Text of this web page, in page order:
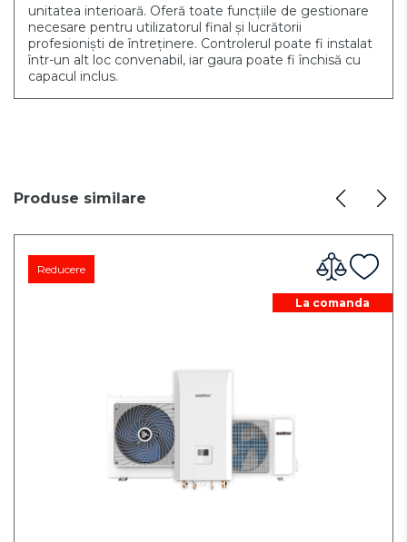
unitatea interioară. Oferă toate funcțiile de gestionare
necesare pentru utilizatorul final și lucrătorii
profesioniști de întreținere. Controlerul poate fi instalat
într-un alt loc convenabil, iar gaura poate fi închisă cu
capacul inclus.
Produse similare
La comanda
Reducere